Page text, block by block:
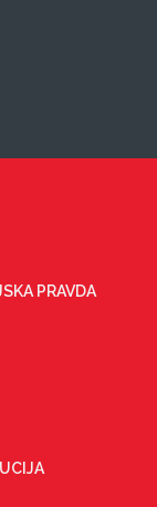
PRAVDA